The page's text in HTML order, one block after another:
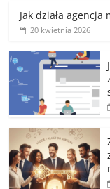
Jak działa
20 kwietnia 2026